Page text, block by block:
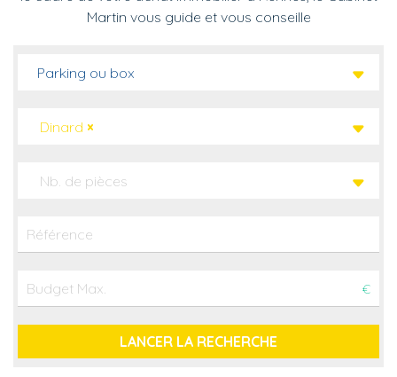
Martin vous guide et vous conseille
Parking ou box
×
Dinard
Nb. de pièces
€